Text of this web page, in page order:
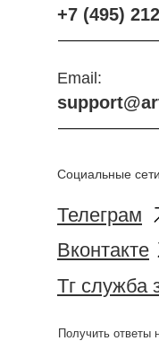
+7 (495)
Email:
Социальные
Телеграм
Вконтакте
Получить ответы
Тг служба